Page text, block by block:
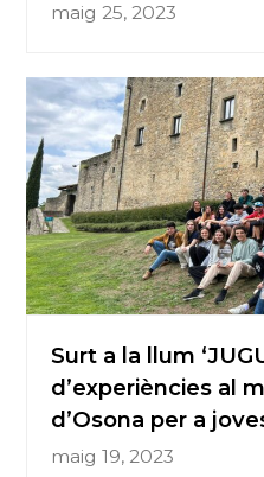
maig 25, 2023
Surt a la llum
d’experiències al
d’Osona per a
maig 19, 2023